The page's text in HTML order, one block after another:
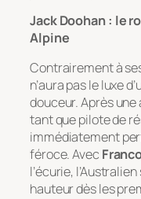
Jack Doohan : le
Alpine
Contrairement à
n’aura pas le luxe
douceur. Après
tant que pilote de
immédiatement
féroce. Avec
l’écurie,
hauteur dès les